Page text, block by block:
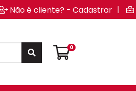
Não é cliente? - Cadastrar |
0